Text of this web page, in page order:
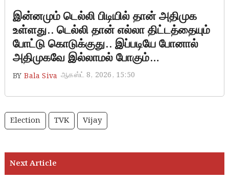
இன்னமும் டெல்லி பிடியில் தான் அதிமுக
உள்ளது.. டெல்லி தான் எல்லா திட்டத்தையும்
போட்டு கொடுக்குது.. இப்படியே போனால்
அதிமுகவே இல்லாமல் போகும்…
BY Bala Siva ஆகஸ்ட் 8, 2026, 15:50
Election TVK Vijay